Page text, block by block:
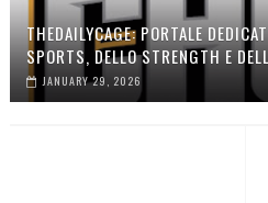
THEDAILYCAGE: PORTALE
SPORTS, DELLO STRENGTH E
JANUARY 29, 2026